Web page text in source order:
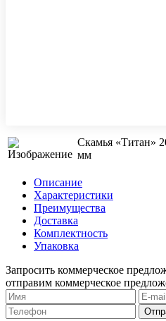
Скамья «Титан»
мм
Описание
Характеристики
Преимущества
Доставка
Комплектность
Упаковка
Запросить коммерческое
отправим коммерческое